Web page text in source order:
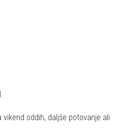
oddih, daljše potovanje ali